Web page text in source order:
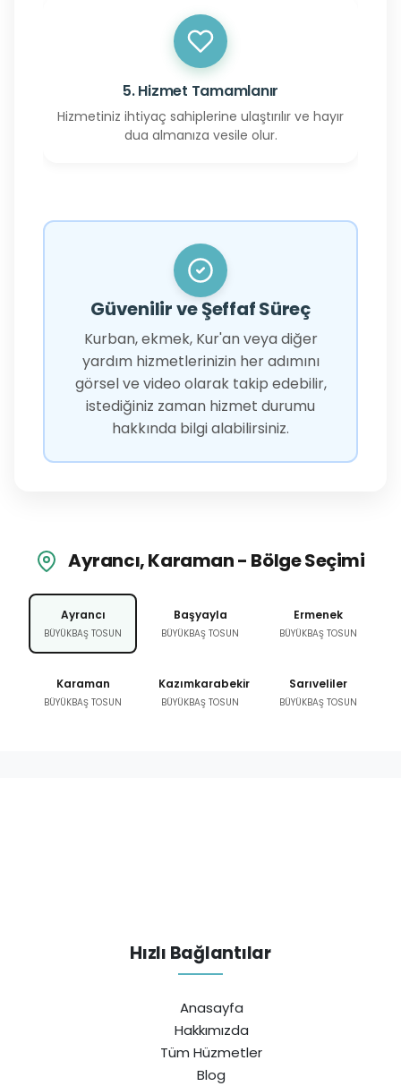
5. Hizmet Tamamlanır
Hizmetiniz ihtiyaç sahiplerine ulaştırılır ve hayır
dua almanıza vesile olur.
Güvenilir ve Şeffaf Süreç
Kurban, ekmek, Kur'an veya diğer
yardım hizmetlerinizin her adımını
görsel ve video olarak takip edebilir,
istediğiniz zaman hizmet durumu
hakkında bilgi alabilirsiniz.
Ayrancı, Karaman - Bölge Seçimi
Ayrancı
BÜYÜKBAŞ TOSUN
Başyayla
BÜYÜKBAŞ TOSUN
Ermenek
BÜYÜKBAŞ TOSUN
Karaman
BÜYÜKBAŞ TOSUN
Kazımkarabekir
BÜYÜKBAŞ TOSUN
Sarıveliler
BÜYÜKBAŞ TOSUN
Hızlı Bağlantılar
Anasayfa
Hakkımızda
Tüm Hüzmetler
Blog